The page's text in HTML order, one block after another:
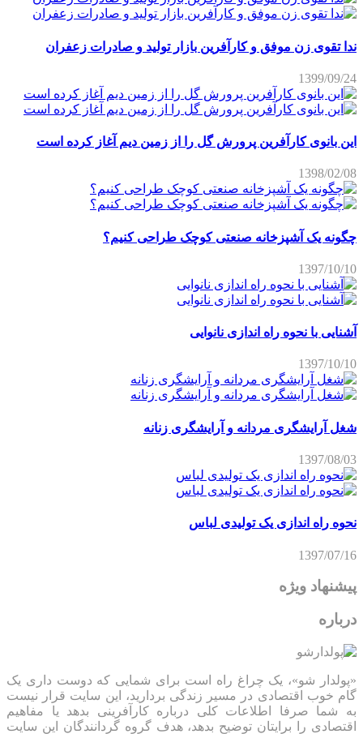
ندا تقوی زن موفق و کارآفرین بازار تولید و صادرات زعفران
1399/09/24
این بانوی کارآفرین پرورش گل را از زمین دیم آغاز کرده است
1398/02/08
چگونه یک آشپزخانه صنعتی کوچک طراحی کنیم؟
1397/10/10
آشنایی با نحوه راه اندازی نانوایی
1397/10/10
شغل آرایشگری مردانه و آرایشگری زنانه
1397/08/03
نحوه راه اندازی یک تولیدی لباس
1397/07/16
پیشنهاد ویژه
درباره
«پولدار شو»، یک چراغ راه است برای شمایی که دوست داری یک
گام خوب اقتصادی در مسیر زندگی بردارید، این سایت قرار نیست
به شما صرفا اطلاعات کلی درباره کارآفرینی بدهد یا مفاهیم
اقتصادی را برایتان توضیح بدهد، هدف گروه گردانندگان این سایت